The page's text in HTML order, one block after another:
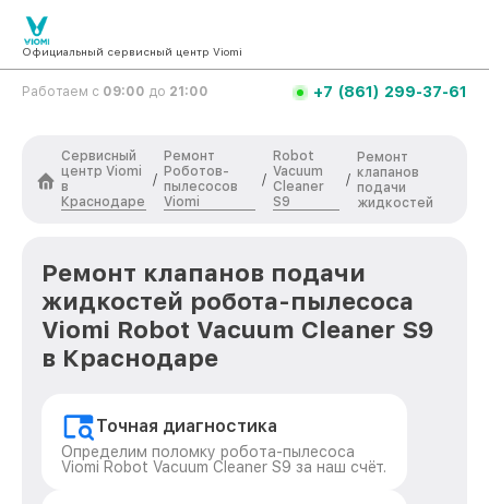
Официальный сервисный центр Viomi
Работаем с 09:00 до 21:00 +7 (861) 299-37-61
Сервисный
центр Viomi
в
Краснодаре
/
Ремонт
Роботов-
пылесосов
Viomi
/
Robot
Vacuum
Cleaner
S9
/
Ремонт
клапанов
подачи
жидкостей
Ремонт клапанов подачи
жидкостей робота-пылесоса
Viomi Robot Vacuum Cleaner S9
в Краснодаре
Точная диагностика
Определим поломку робота-пылесоса
Viomi Robot Vacuum Cleaner S9 за наш счёт.